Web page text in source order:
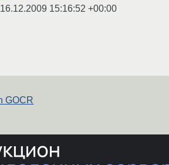
16.12.2009 15:16:52 +00:00
GOCR